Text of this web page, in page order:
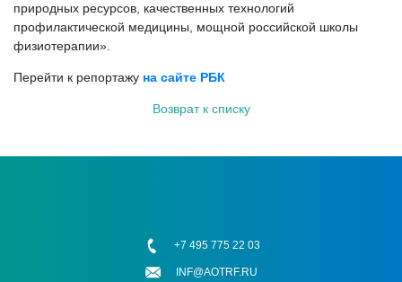
природных ресурсов, качественных технологий
профилактической медицины, мощной российской школы
физиотерапии».
Перейти к репортажу на сайте РБК
Возврат к списку
+7 495 775 22 03
INF@AOTRF.RU